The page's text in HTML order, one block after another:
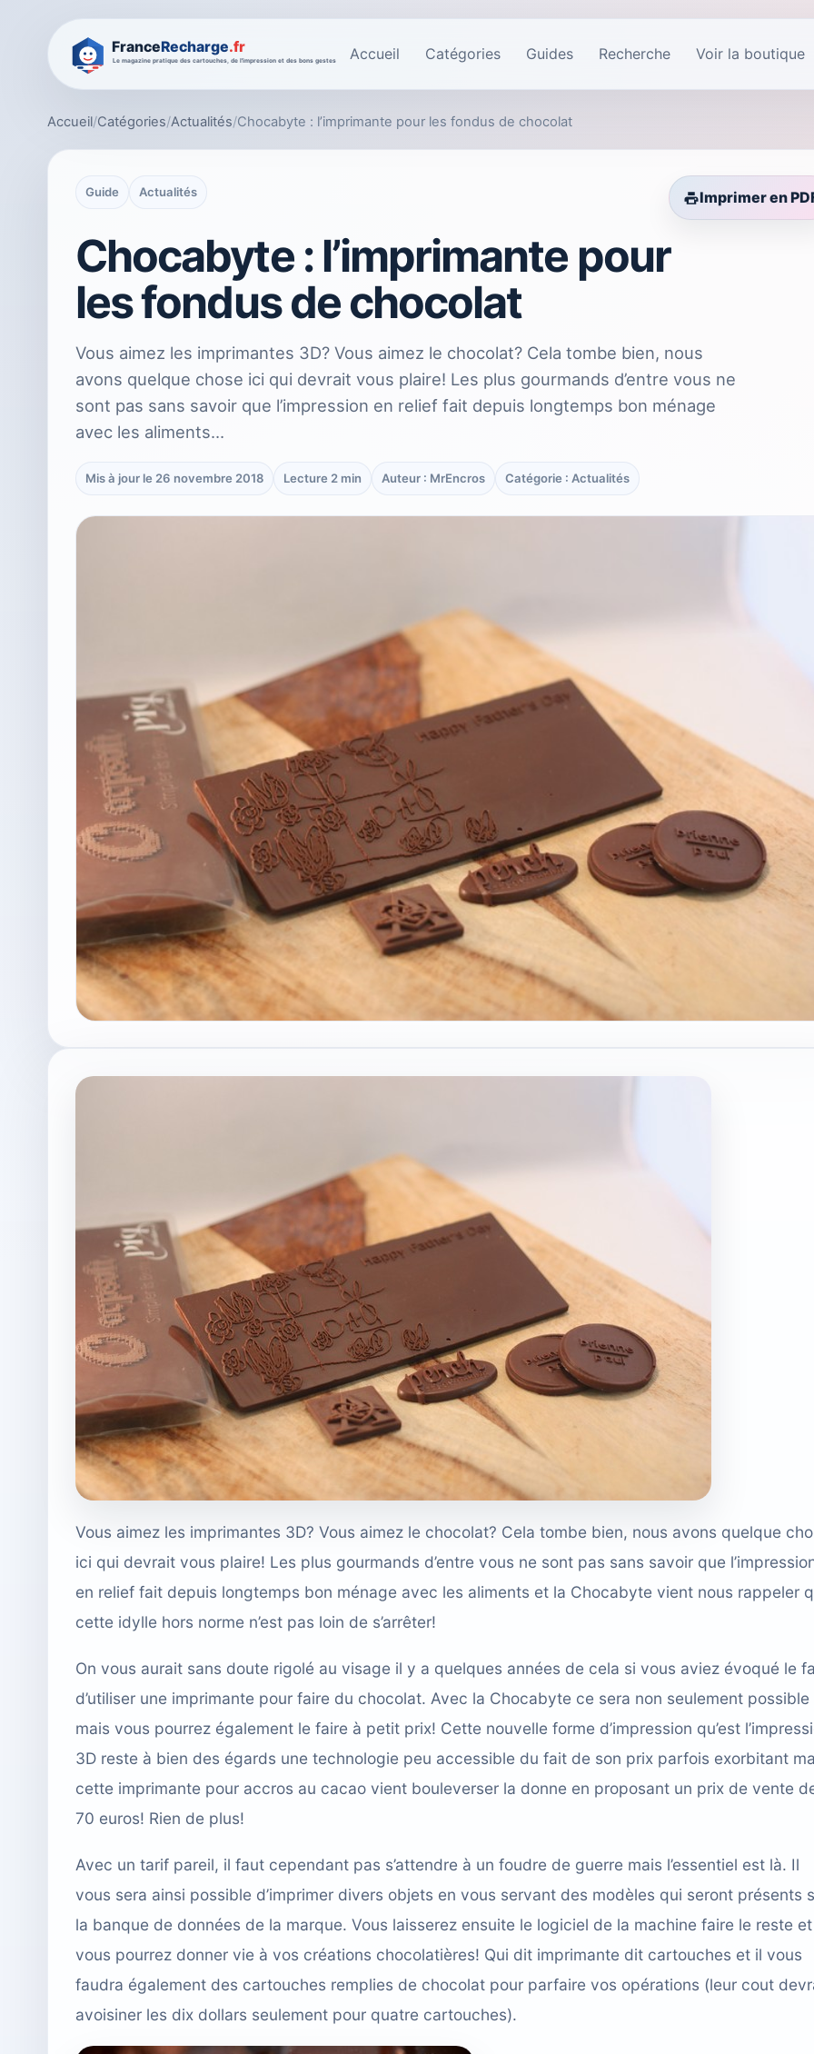
Accueil Catégories Guides Recherche Voir la boutique
Accueil/Catégories/Actualités/Chocabyte : l’imprimante pour les fondus de chocolat
Guide Actualités Imprimer en
Chocabyte : l’imprimante pour
les fondus de chocolat
Vous aimez les imprimantes 3D? Vous aimez le chocolat? Cela tombe bien, nous
avons quelque chose ici qui devrait vous plaire! Les plus gourmands d’entre vous ne
sont pas sans savoir que l’impression en relief fait depuis longtemps bon ménage
avec les aliments…
Mis à jour le 26 novembre 2018 Lecture 2 min Auteur : MrEncros Catégorie : Actualités
Vous aimez les imprimantes 3D? Vous aimez le chocolat? Cela tombe bien, nous avons quelque
ici qui devrait vous plaire! Les plus gourmands d’entre vous ne sont pas sans savoir que
en relief fait depuis longtemps bon ménage avec les aliments et la Chocabyte vient nous rappeler
cette idylle hors norme n’est pas loin de s’arrêter!
On vous aurait sans doute rigolé au visage il y a quelques années de cela si vous aviez évoqué le
d’utiliser une imprimante pour faire du chocolat. Avec la Chocabyte ce sera non seulement possible
mais vous pourrez également le faire à petit prix! Cette nouvelle forme d’impression qu’est
3D reste à bien des égards une technologie peu accessible du fait de son prix parfois exorbitant
cette imprimante pour accros au cacao vient bouleverser la donne en proposant un prix de vente
70 euros! Rien de plus!
Avec un tarif pareil, il faut cependant pas s’attendre à un foudre de guerre mais l’essentiel est là. Il
vous sera ainsi possible d’imprimer divers objets en vous servant des modèles qui seront présents
la banque de données de la marque. Vous laisserez ensuite le logiciel de la machine faire le reste et
vous pourrez donner vie à vos créations chocolatières! Qui dit imprimante dit cartouches et il vous
faudra également des cartouches remplies de chocolat pour parfaire vos opérations (leur cout
avoisiner les dix dollars seulement pour quatre cartouches).